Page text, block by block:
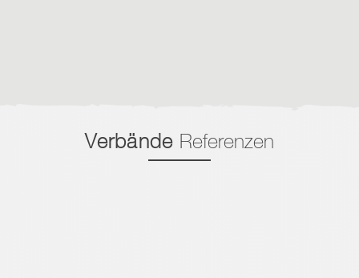
Verbände Referenzen